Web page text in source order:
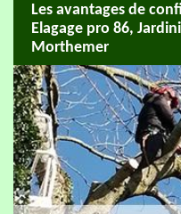
Les avantages de
Elagage pro 86,
Morthemer